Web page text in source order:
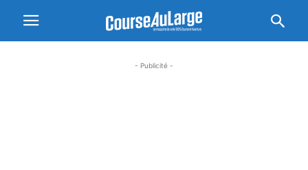
- Publicité -